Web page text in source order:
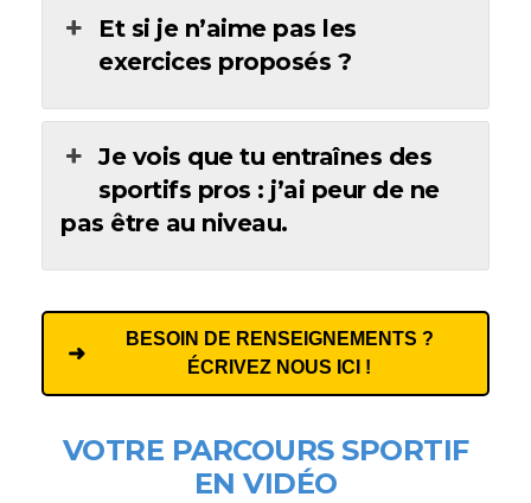
Et si je n’aime pas les
exercices proposés ?
Je vois que tu entraînes des
sportifs pros : j’ai peur de ne
pas être au niveau.
BESOIN DE RENSEIGNEMENTS ?
ÉCRIVEZ NOUS ICI !
VOTRE PARCOURS SPORTIF
EN VIDÉO